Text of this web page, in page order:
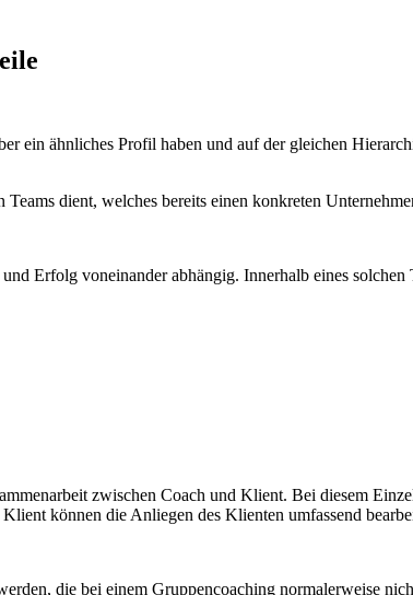
ein ähnliches Profil haben und auf der gleichen
dient, welches bereits einen konkreten
Erfolg voneinander abhängig. Innerhalb eines solchen
zwischen Coach und Klient. Bei diesem
können die Anliegen des Klienten umfassend
die bei einem Gruppencoaching normalerweise